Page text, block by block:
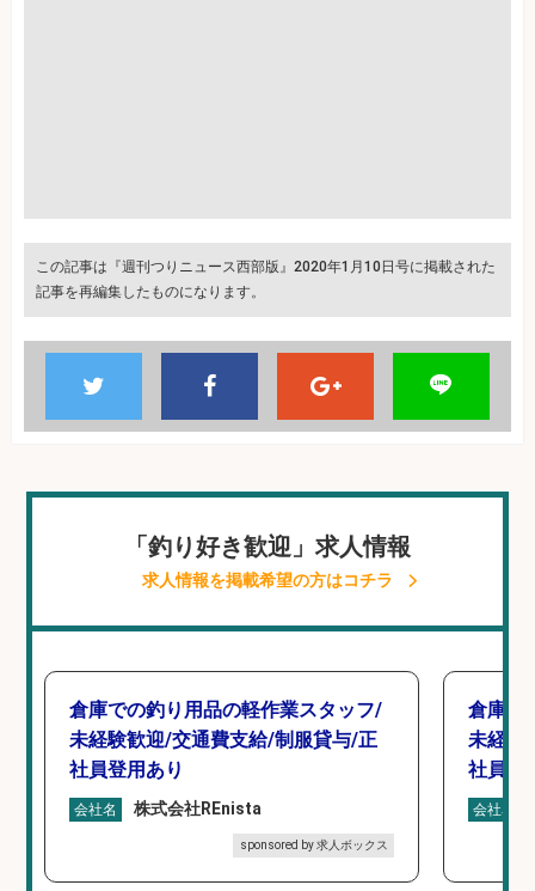
この記事は『週刊つりニュース西部版』2020年1月10日号に掲載された
記事を再編集したものになります。
「釣り好き歓迎」求人情報
求人情報を掲載希望の方はコチラ
倉庫での釣り用品の軽作業スタッフ/
未経験歓迎/交通費支給/制服貸与/正
社員登用あり
会社名 株式会社REnista
sponsored by 求人ボックス
倉庫で
未経験
社員登
会社名